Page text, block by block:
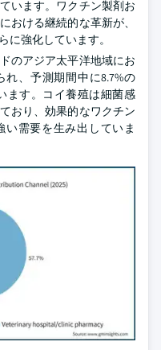
います。ワクチン製剤お
おける継続的な革新が、
に強化しています。
のアジア太平洋地域にお
、予測期間中に8.7%の
ます。コイ養殖は細菌感
おり、効果的なワクチン
需要を生み出していま